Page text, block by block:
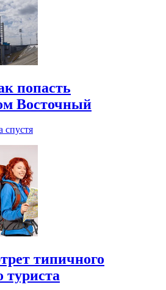
попасть
Восточный
спустя
типичного
туриста